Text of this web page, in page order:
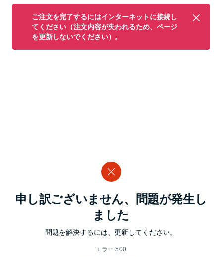
ご注文を完了するにはインターネットに接続し
てください（注文内容が失われるため、ページ
を更新しないでください）。
申し訳ございません、問題が発生し
ました
問題を解決するには、更新してください。
エラー 500